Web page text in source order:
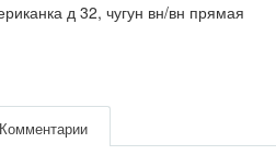
д 32, чугун вн/вн прямая